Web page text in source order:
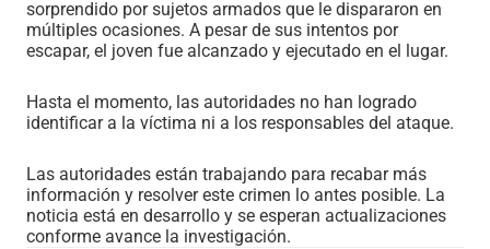
sorprendido por sujetos armados que le dispararon en
múltiples ocasiones. A pesar de sus intentos por
escapar, el joven fue alcanzado y ejecutado en el lugar.
Hasta el momento, las autoridades no han logrado
identificar a la víctima ni a los responsables del ataque.
Las autoridades están trabajando para recabar más
información y resolver este crimen lo antes posible. La
noticia está en desarrollo y se esperan actualizaciones
conforme avance la investigación.